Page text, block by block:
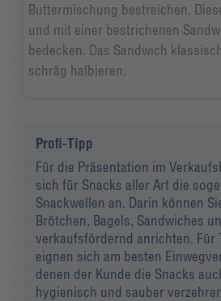
Buttermischung bestreichen.
und mit einer bestrichenen
bedecken. Das Sandwich
schräg halbieren.
Profi-Tipp
Für die Präsentation im
sich für Snacks aller Art die
Snackwellen an. Darin können
Brötchen, Bagels, Sandwiches
verkaufsfördernd anrichten. Für
eignen sich am besten
denen der Kunde die Snacks
hygienisch und sauber